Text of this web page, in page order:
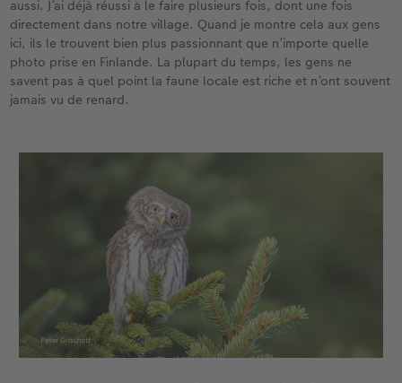
aussi. J’ai déjà réussi à le faire plusieurs fois, dont une fois
directement dans notre village. Quand je montre cela aux gens
ici, ils le trouvent bien plus passionnant que n’importe quelle
photo prise en Finlande. La plupart du temps, les gens ne
savent pas à quel point la faune locale est riche et n’ont souvent
jamais vu de renard.